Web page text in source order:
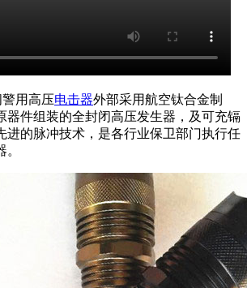
用高压电击器外部采用航空钛合金制
器件组装的全封闭高压发生器，及可充镉
进的脉冲技术，是各行业保卫部门执行任